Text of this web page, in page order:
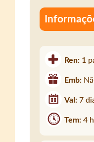
Ren: 1
Emb:
Val:7
Tem:4